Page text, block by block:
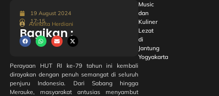
19 August 2024
17:15
Anindita Herdiani
Bagikan :
Perayaan HUT RI ke-79 tahun ini kembali
dirayakan dengan penuh semangat di seluruh
penjuru Indonesia. Dari Sabang hingga
Merauke, masyarakat antusias menyambut
Music
dan
Kuliner
Lezat
di
Jantung
Yogyakarta